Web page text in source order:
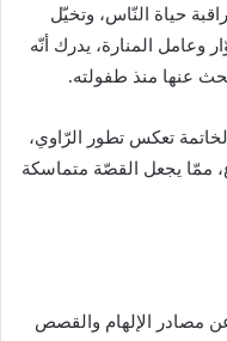
حياة النّاس، وتخيّل
وعامل المنارة، يدرك أنّه
عنها منذ طفولته.
تعكس تطور الرّاوي،
ممّا يجعل القصّة متماسكة
مصادر الإلهام والقصص